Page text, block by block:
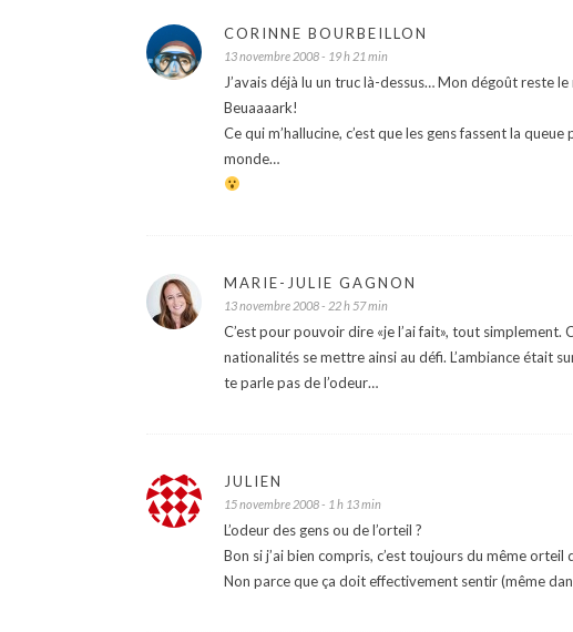
CORINNE BOURBEILLON
13 novembre 2008 - 19 h 21 min
J’avais déjà lu un truc là-dessus… Mon dégoût reste le
Beuaaaark!
Ce qui m’hallucine, c’est que les gens fassent la
monde…
MARIE-JULIE GAGNON
13 novembre 2008 - 22 h 57 min
C’est pour pouvoir dire «je l’ai fait», tout
nationalités se mettre ainsi au défi. L’ambiance était
te parle pas de l’odeur…
JULIEN
15 novembre 2008 - 1 h 13 min
L’odeur des gens ou de l’orteil ?
Bon si j’ai bien compris, c’est toujours du même orteil
Non parce que ça doit effectivement sentir (même